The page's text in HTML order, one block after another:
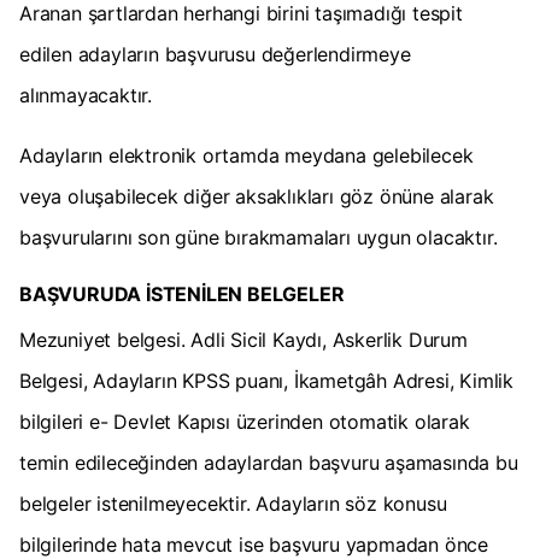
Aranan şartlardan herhangi birini taşımadığı tespit
edilen adayların başvurusu değerlendirmeye
alınmayacaktır.
Adayların elektronik ortamda meydana gelebilecek
veya oluşabilecek diğer aksaklıkları göz önüne alarak
başvurularını son güne bırakmamaları uygun olacaktır.
BAŞVURUDA İSTENİLEN BELGELER
Mezuniyet belgesi. Adli Sicil Kaydı, Askerlik Durum
Belgesi, Adayların KPSS puanı, İkametgâh Adresi, Kimlik
bilgileri e- Devlet Kapısı üzerinden otomatik olarak
temin edileceğinden adaylardan başvuru aşamasında bu
belgeler istenilmeyecektir. Adayların söz konusu
bilgilerinde hata mevcut ise başvuru yapmadan önce